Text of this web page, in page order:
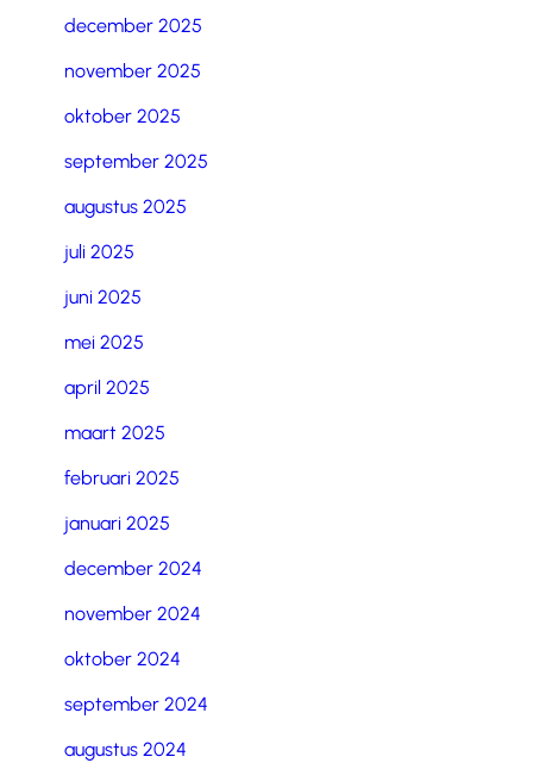
december 2025
november 2025
oktober 2025
september 2025
augustus 2025
juli 2025
juni 2025
mei 2025
april 2025
maart 2025
februari 2025
januari 2025
december 2024
november 2024
oktober 2024
september 2024
augustus 2024